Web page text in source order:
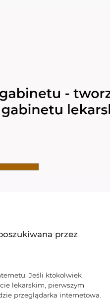
przez
Jeśli ktokolwiek
lekarskim, pierwszym
przeglądarka internetowa.